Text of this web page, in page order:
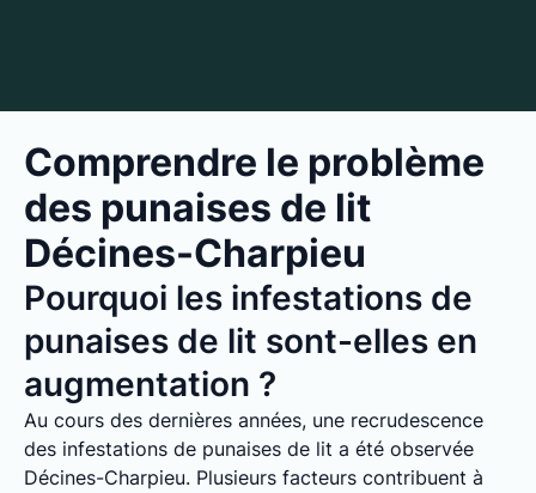
Comprendre le problème
des punaises de lit
Décines-Charpieu
Pourquoi les infestations de
punaises de lit sont-elles en
augmentation ?
Au cours des dernières années, une recrudescence
des infestations de punaises de lit a été observée
Décines-Charpieu. Plusieurs facteurs contribuent à